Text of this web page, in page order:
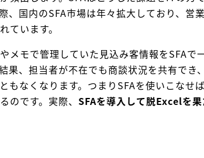
、国内のSFA市場は年々拡大しており、営
ています。
メモで管理していた見込み客情報をSFAで
果、担当者が不在でも商談状況を共有でき
もなくなります。つまりSFAを使いこなせ
のです。実際、 SFAを導入して脱Excelを